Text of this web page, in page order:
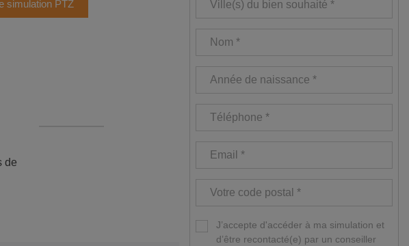
simulation PTZ
de
J’accepte d'accéder à ma simulation et
d’être recontacté(e) par un conseiller